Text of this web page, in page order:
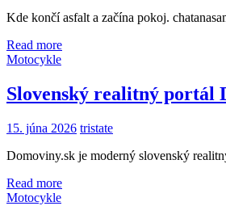
Kde končí asfalt a začína pokoj.
Read more
Motocykle
Slovenský realitný portál
15. júna 2026 tristate
Domoviny.sk je moderný slovenský
Read more
Motocykle